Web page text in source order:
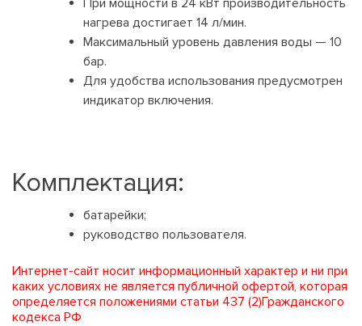
нагрева достигает 14 л/мин.
Максимальный уровень давления воды — 10
бар.
Для удобства использования предусмотрен
индикатор включения.
Комплектация:
батарейки;
руководство пользователя.
Интернет-сайт носит информационный характер и ни при
каких условиях не является публичной офертой, которая
определяется положениями статьи 437 (2)Гражданского
кодекса РФ